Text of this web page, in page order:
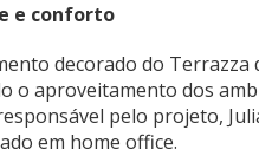
e conforto
decorado do
o aproveitamento dos
pelo projeto,
em home office.